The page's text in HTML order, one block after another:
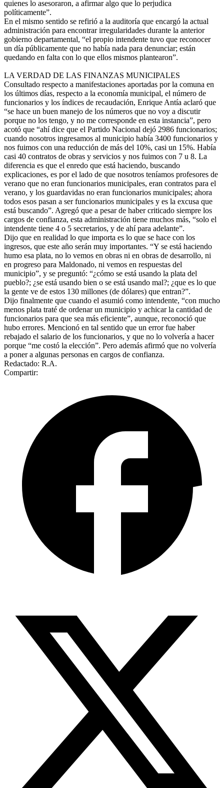
quienes lo asesoraron, a afirmar algo que lo perjudica
políticamente”.
En el mismo sentido se refirió a la auditoría que encargó la actual
administración para encontrar irregularidades durante la anterior
gobierno departamental, “el propio intendente tuvo que reconocer
un día públicamente que no había nada para denunciar; están
quedando en falta con lo que ellos mismos plantearon”.
LA VERDAD DE LAS FINANZAS MUNICIPALES
Consultado respecto a manifestaciones aportadas por la comuna en
los últimos días, respecto a la economía municipal, el número de
funcionarios y los índices de recaudación, Enrique Antía aclaró que
“se hace un buen manejo de los números que no voy a discutir
porque no los tengo, y no me corresponde en esta instancia”, pero
acotó que “ahí dice que el Partido Nacional dejó 2986 funcionarios;
cuando nosotros ingresamos al municipio había 3400 funcionarios y
nos fuimos con una reducción de más del 10%, casi un 15%. Había
casi 40 contratos de obras y servicios y nos fuimos con 7 u 8. La
diferencia es que el enredo que está haciendo, buscando
explicaciones, es por el lado de que nosotros teníamos profesores de
verano que no eran funcionarios municipales, eran contratos para el
verano, y los guardavidas no eran funcionarios municipales; ahora
todos esos pasan a ser funcionarios municipales y es la excusa que
está buscando”. Agregó que a pesar de haber criticado siempre los
cargos de confianza, esta administración tiene muchos más, “solo el
intendente tiene 4 o 5 secretarios, y de ahí para adelante”.
Dijo que en realidad lo que importa es lo que se hace con los
ingresos, que este año serán muy importantes. “Y se está haciendo
humo esa plata, no lo vemos en obras ni en obras de desarrollo, ni
en progreso para Maldonado, ni vemos en respuestas del
municipio”, y se preguntó: “¿cómo se está usando la plata del
pueblo?; ¿se está usando bien o se está usando mal?; ¿que es lo que
la gente ve de estos 130 millones (de dólares) que entran?”.
Dijo finalmente que cuando el asumió como intendente, “con mucho
menos plata traté de ordenar un municipio y achicar la cantidad de
funcionarios para que sea más eficiente”, aunque, reconoció que
hubo errores. Mencionó en tal sentido que un error fue haber
rebajado el salario de los funcionarios, y que no lo volvería a hacer
porque “me costó la elección”. Pero además afirmó que no volvería
a poner a algunas personas en cargos de confianza.
Redactado: R.A.
Compartir: